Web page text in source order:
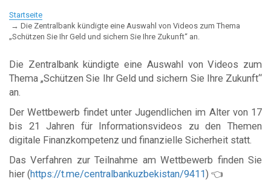
Startseite
Die Zentralbank kündigte eine Auswahl von Videos zum Thema
„Schützen Sie Ihr Geld und sichern Sie Ihre Zukunft“ an.
Die Zentralbank kündigte eine Auswahl von Videos zum
Thema „Schützen Sie Ihr Geld und sichern Sie Ihre Zukunft“
an.
Der Wettbewerb findet unter Jugendlichen im Alter von 17
bis 21 Jahren für Informationsvideos zu den Themen
digitale Finanzkompetenz und finanzielle Sicherheit statt.
Das Verfahren zur Teilnahme am Wettbewerb finden Sie
hier (https://t.me/centralbankuzbekistan/9411) 👈